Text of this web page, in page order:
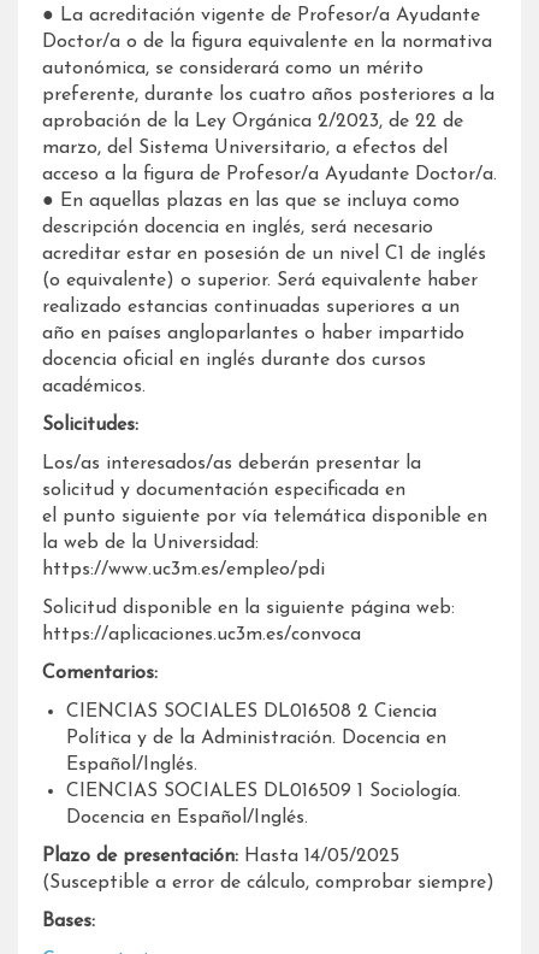
● La acreditación vigente de Profesor/a Ayudante
Doctor/a o de la figura equivalente en la normativa
autonómica, se considerará como un mérito
preferente, durante los cuatro años posteriores a la
aprobación de la Ley Orgánica 2/2023, de 22 de
marzo, del Sistema Universitario, a efectos del
acceso a la figura de Profesor/a Ayudante Doctor/a.
● En aquellas plazas en las que se incluya como
descripción docencia en inglés, será necesario
acreditar estar en posesión de un nivel C1 de inglés
(o equivalente) o superior. Será equivalente haber
realizado estancias continuadas superiores a un
año en países angloparlantes o haber impartido
docencia oficial en inglés durante dos cursos
académicos.
Solicitudes:
Los/as interesados/as deberán presentar la
solicitud y documentación especificada en
el punto siguiente por vía telemática disponible en
la web de la Universidad:
https://www.uc3m.es/empleo/pdi
Solicitud disponible en la siguiente página web:
https://aplicaciones.uc3m.es/convoca
Comentarios:
CIENCIAS SOCIALES DL016508 2 Ciencia
Política y de la Administración. Docencia en
Español/Inglés.
CIENCIAS SOCIALES DL016509 1 Sociología.
Docencia en Español/Inglés.
Plazo de presentación: Hasta 14/05/2025
(Susceptible a error de cálculo, comprobar siempre)
Bases: